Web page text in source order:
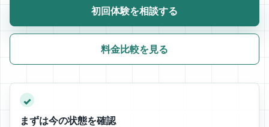
初回体験を相談する
料金比較を見る
✓
まずは今の状態を確認